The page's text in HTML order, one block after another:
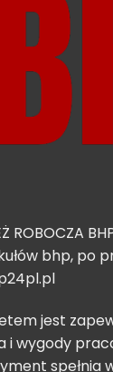
ROBOCZA
bhp, po
jest
i wygody
spełnia